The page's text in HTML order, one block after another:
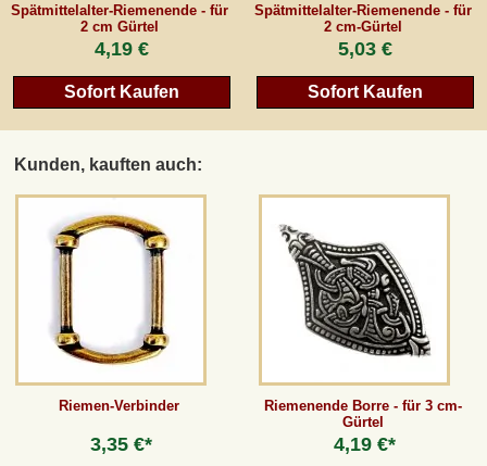
Spätmittelalter-Riemenende - für
2 cm Gürtel
4,19 €
Sofort Kaufen
Spätmittelalter-Riemenende - für
2 cm-Gürtel
5,03 €
Sofort Kaufen
Kunden, kauften auch:
Riemen-Verbinder
3,35 €*
Riemenende Borre - für 3 cm-
Gürtel
4,19 €*